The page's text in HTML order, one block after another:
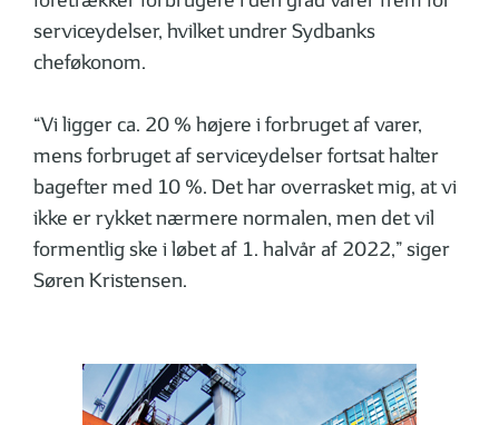
serviceydelser, hvilket undrer Sydbanks
cheføkonom.
“Vi ligger ca. 20 % højere i forbruget af varer,
mens forbruget af serviceydelser fortsat halter
bagefter med 10 %. Det har overrasket mig, at vi
ikke er rykket nærmere normalen, men det vil
formentlig ske i løbet af 1. halvår af 2022,” siger
Søren Kristensen.